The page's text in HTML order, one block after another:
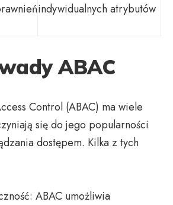
indywidualnych atrybutów
ABAC
Control (ABAC) ma wiele
się do jego popularności
dostępem. Kilka z tych
ABAC umożliwia